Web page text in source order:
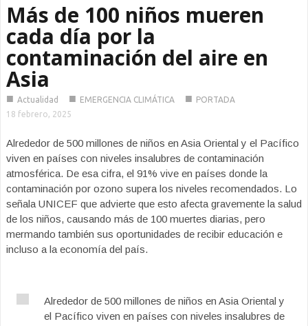
Más de 100 niños mueren
cada día por la
contaminación del aire en
Asia
■ Actualidad ■ EMERGENCIA CLIMÁTICA ■ PORTADA
18 febrero, 2025
Alrededor de 500 millones de niños en Asia Oriental y el Pacífico
viven en países con niveles insalubres de contaminación
atmosférica. De esa cifra, el 91% vive en países donde la
contaminación por ozono supera los niveles recomendados. Lo
señala UNICEF que advierte que esto afecta gravemente la salud
de los niños, causando más de 100 muertes diarias, pero
mermando también sus oportunidades de recibir educación e
incluso a la economía del país.
Alrededor de 500 millones de niños en Asia Oriental y
el Pacífico viven en países con niveles insalubres de